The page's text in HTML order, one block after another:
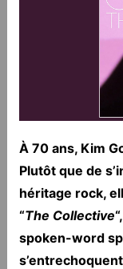
À 70 ans, Kim
Plutôt que de
héritage rock,
“The Collective
spoken-word